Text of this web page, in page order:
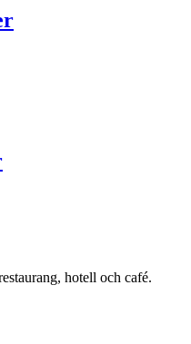
hotell och café.